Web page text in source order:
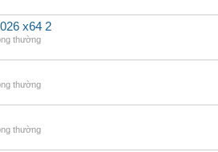
x64 2
thường
thường
thường